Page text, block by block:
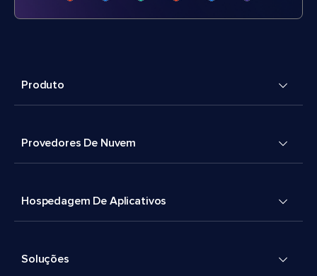
Produto
Provedores De Nuvem
Hospedagem De Aplicativos
Soluções